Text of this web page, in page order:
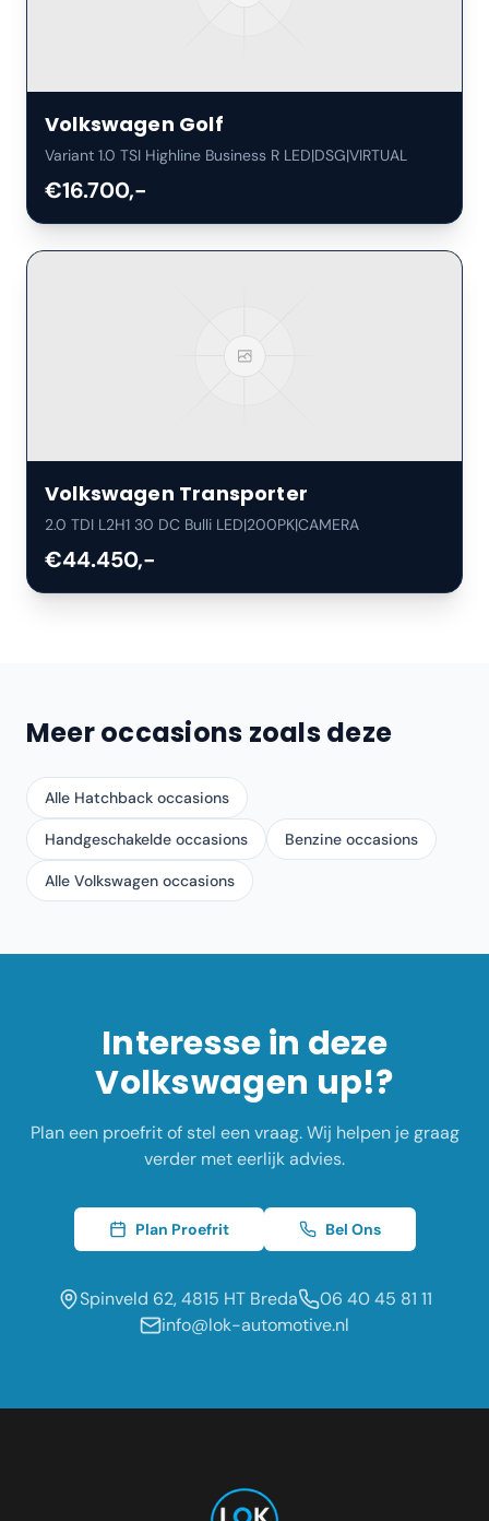
Volkswagen Golf
Variant 1.0 TSI Highline Business R LED|DSG|VIRTUAL
€16.700,-
Volkswagen Transporter
2.0 TDI L2H1 30 DC Bulli LED|200PK|CAMERA
€44.450,-
Meer occasions zoals deze
Alle Hatchback occasions
Handgeschakelde occasions Benzine occasions
Alle Volkswagen occasions
Interesse in deze
Volkswagen up!?
Plan een proefrit of stel een vraag. Wij helpen je graag
verder met eerlijk advies.
Plan Proefrit Bel Ons
Spinveld 62, 4815 HT Breda
06 40 45 81 11
info@lok-automotive.nl